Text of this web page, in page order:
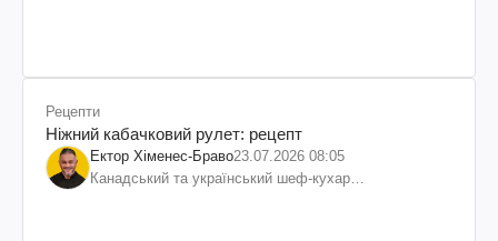
Рецепти
Ніжний кабачковий рулет: рецепт
Ектор Хіменес-Браво23.07.2026 08:05
Канадський та український шеф-кухар